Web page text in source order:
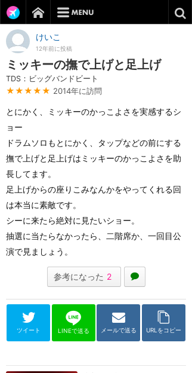
けいこ
12年前に投稿
ミッキーの撫で上げと足上げ
TDS：ビッグバンドビート
★★★★★ 2014年に訪問
とにかく、ミッキーのかっこよさを実感するシ
ョー
ドラムソロもとにかく、タップなどの前にする
撫で上げと足上げはミッキーのかっこよさを助
長してます。
足上げからの座りこみなんかをやってくれる回
は本当に素敵です。
シーに来たら絶対に見たいショー。
抽選に当たらなかったら、二階席か、一回目公
演で見ましょう。
参考になった 2
ツイート LINEで送る メールで送る URLをコピー